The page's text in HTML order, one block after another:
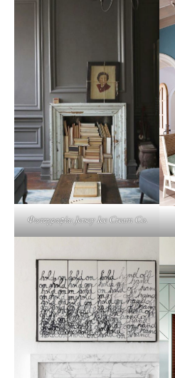
Φωτογραφία: Jersey Ice Cream Co.